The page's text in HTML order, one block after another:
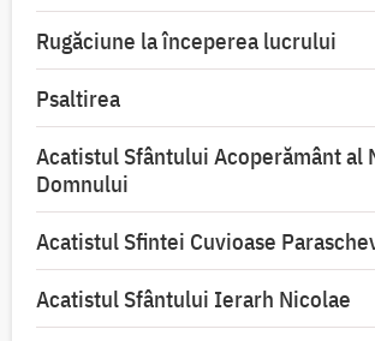
Rugăciune la începerea lucrului
Psaltirea
Acatistul Sfântului Acoperământ al
Domnului
Acatistul Sfintei Cuvioase
Acatistul Sfântului Ierarh Nicolae